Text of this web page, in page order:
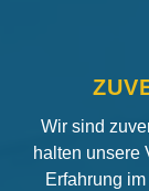
Wir sind
halten unsere
Erfahrung